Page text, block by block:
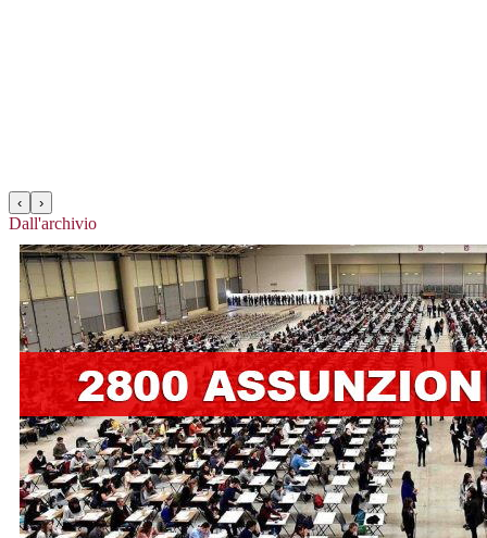
‹ ›
Dall'archivio